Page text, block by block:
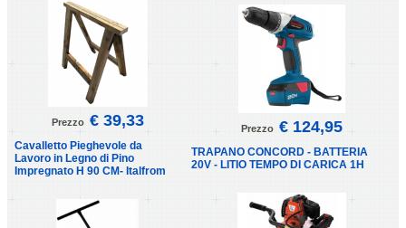
Prezzo € 39,33
Cavalletto Pieghevole da
Lavoro in Legno di Pino
Impregnato H 90 CM- Italfrom
Prezzo € 124,95
TRAPANO CONCORD - BATTERIA
20V - LITIO TEMPO DI CARICA 1H